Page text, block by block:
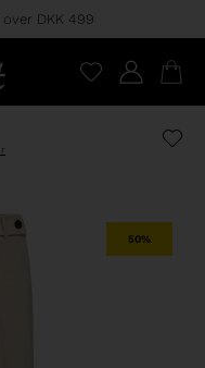
DKK 499
50%